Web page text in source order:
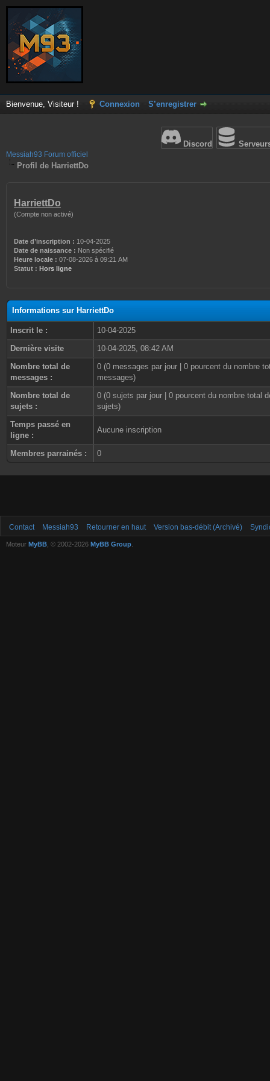
Bienvenue, Visiteur ! Connexion S’enregistrer
Discord
Messiah93 Forum officiel
Profil de HarriettDo
HarriettDo
(Compte non activé)
Date d’inscription : 10-04-2025
Date de naissance : Non spécifié
Heure locale : 07-08-2026 à 09:21 AM
Statut : Hors ligne
Informations sur HarriettDo
Inscrit le :
10-04-2025
Dernière visite
10-04-2025, 08:42 AM
Nombre total de
messages :
0 (0 messages par jour | 0 pourcent du nombre
messages)
Nombre total de
sujets :
0 (0 sujets par jour | 0 pourcent du nombre total
sujets)
Temps passé en
ligne :
Aucune inscription
Membres parrainés : 0
Contact Messiah93 Retourner en haut Version bas-débit (Archivé)
Moteur MyBB , © 2002-2026 MyBB Group